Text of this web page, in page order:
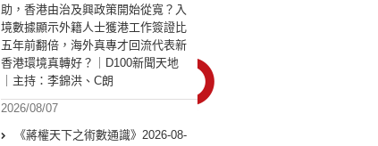
助，香港由治及興政策開始從寬？入
境數據顯示外籍人士獲港工作簽證比
五年前翻倍，海外真專才回流代表新
香港環境真轉好？｜D100新聞天地
｜主持：李錦洪、C朗
2026/08/07
《蔣權天下之術數通識》2026-08-